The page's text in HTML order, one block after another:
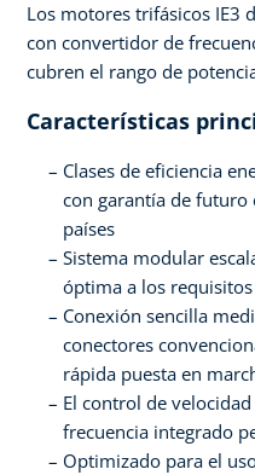
Los motores trifásicos IE3
con convertidor de
cubren el rango de
Características
Clases de eficiencia
con garantía de futuro
países
Sistema modular
óptima a los
Conexión sencilla
conectores
rápida puesta en
El control de
frecuencia integrado
Optimizado para el